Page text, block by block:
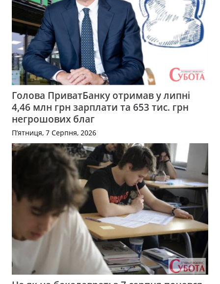
Голова ПриватБанку отримав у липні
4,46 млн грн зарплати та 653 тис. грн
негрошових благ
П’ятниця, 7 Серпня, 2026